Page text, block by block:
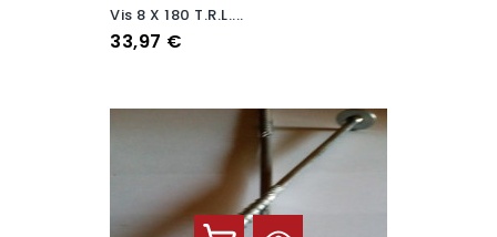
Vis 8 X 180 T.R.L....
Prix
33,97 €